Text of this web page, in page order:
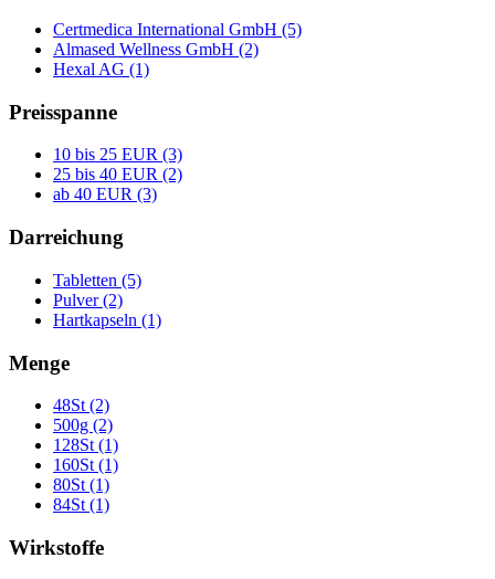
Certmedica International GmbH (5)
Almased Wellness GmbH (2)
Hexal AG (1)
Preisspanne
10 bis 25 EUR (3)
25 bis 40 EUR (2)
ab 40 EUR (3)
Darreichung
Tabletten (5)
Pulver (2)
Hartkapseln (1)
Menge
48St (2)
500g (2)
128St (1)
160St (1)
80St (1)
84St (1)
Wirkstoffe